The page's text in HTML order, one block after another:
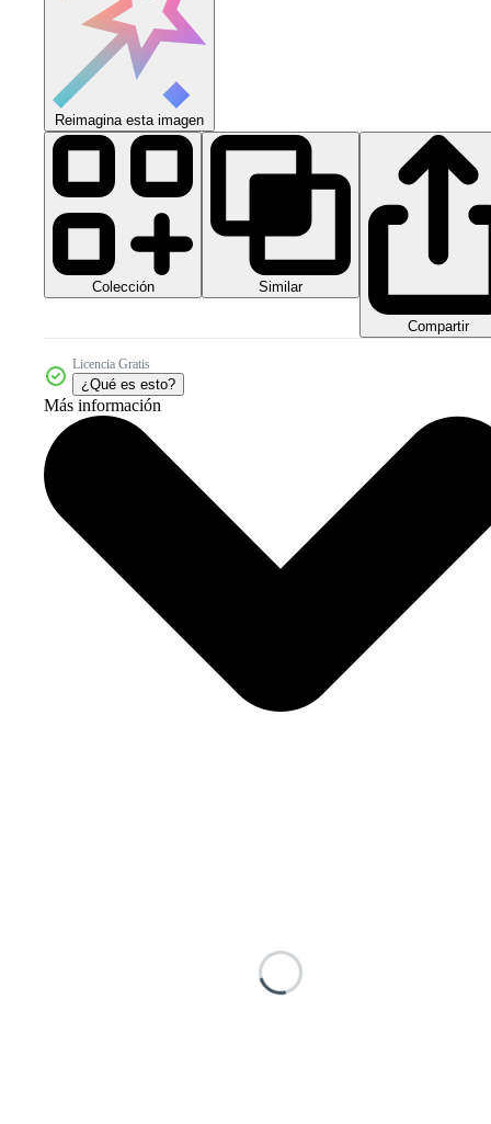
Reimagina esta imagen
Colección Similar
Compartir
Licencia Gratis
¿Qué es esto?
Más información